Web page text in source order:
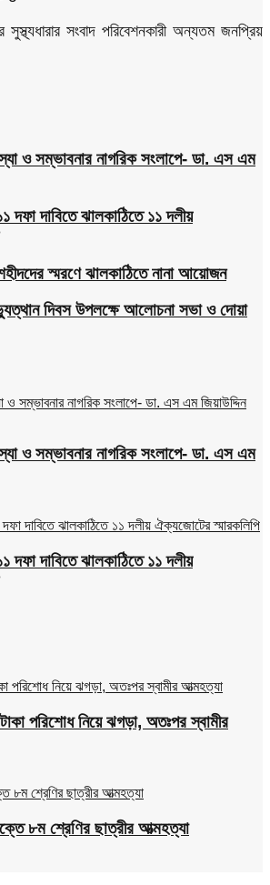
সুস্থ্যধারার সংবাদ পরিবেশনকারী অন্যতম জনপ্রিয়
ও সম্ভাবনার নাগরিক সংলাপে- ডা. এস এম
দফা দাবিতে ঝালকাঠিতে ১১ দলীয়
স্মরণে ঝালকাঠিতে নানা আয়োজন
দিবস উপলক্ষে আলোচনা সভা ও দোয়া
ও সম্ভাবনার নাগরিক সংলাপে- ডা. এস এম
দফা দাবিতে ঝালকাঠিতে ১১ দলীয়
পরিশোধ নিয়ে ঝগড়া, অতঃপর স্বামীর
৮ম শ্রেণির ছাত্রীর আত্মহত্যা